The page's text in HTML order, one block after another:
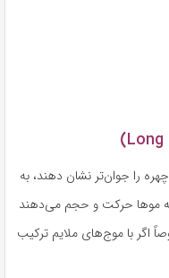
را جوان‌تر نشان دهند، به
به موها حرکت و حجم می‌دهند
اگر با موج‌های ملایم ترکیب